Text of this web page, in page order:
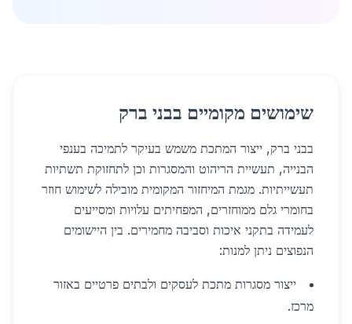
שימושים מקומיים בבני ברק
בבני ברק, ייצור המתכת משמש בעיקר לתמיכה בענפי
הבנייה, תעשיית הריהוט והמסגרות וכן לתחזוקת תשתיות
תעשייתיות. מגמת המיחזור המקומית מובילה לשימוש חוזר
בחומרי גלם ממוחזרים, המפחיתים עלויות ומסייעים
לעמידה בתקני איכות וסביבה מחמירים. בין היישומים
הנפוצים ניתן למנות:
ייצור מסגרות מתכת לעסקים ולבתים פרטיים באזור
מרכז.